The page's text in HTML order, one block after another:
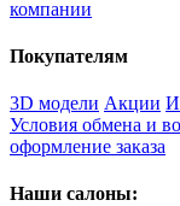
компании
Покупателям
3D модели Акции
Условия обмена и
оформление заказа
Наши салоны: